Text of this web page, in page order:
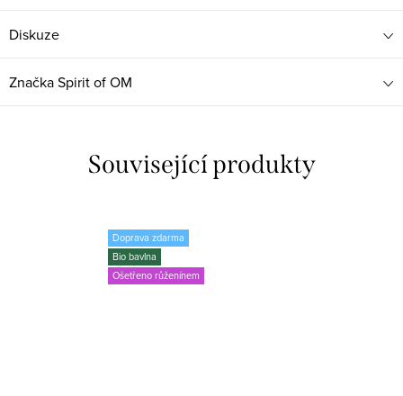
Diskuze
ZnačkaSpirit of OM
Související produkty
Doprava zdarma
Bio bavlna
Ošetřeno růženínem